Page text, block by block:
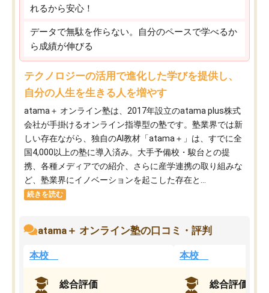
れるから安心！
データで無駄を作らない。自分のペースで学べるか
ら成績が伸びる
テクノロジーの活用で進化した学びを提供し、
自分の人生を生きる人を増やす
atama＋ オンライン塾は、2017年設立のatama plus株式
会社が手掛けるオンライン指導型の塾です。塾業界では新
しい存在ながら、独自のAI教材「atama＋」は、すでに全
国4,000以上の塾に導入済み。大手予備校・駿台との提
携、各種メディアでの紹介、さらに産学連携の取り組みな
ど、塾業界にイノベーションを起こした存在と...
続きを読む
atama＋ オンライン塾の口コミ・評判
本校
総合評価
本校
総合評価